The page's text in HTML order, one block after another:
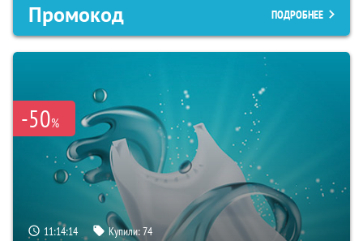
Промокод ПОДРОБНЕЕ
-50%
11:14:13 Купили:74